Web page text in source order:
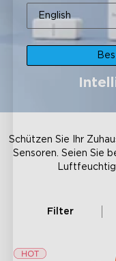
Schützen Sie Ihr
Sensoren. Seien Sie
Filter
English